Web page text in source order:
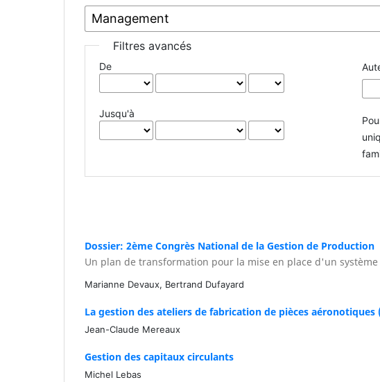
Filtres avancés
De
Jusqu'à
Dossier: 2ème Congrès National de la Gestion de Production
Un plan de transformation pour la mise en place d'un système
Marianne Devaux, Bertrand Dufayard
La gestion des ateliers de fabrication de pièces aéronotiques
Jean-Claude Mereaux
Gestion des capitaux circulants
Michel Lebas